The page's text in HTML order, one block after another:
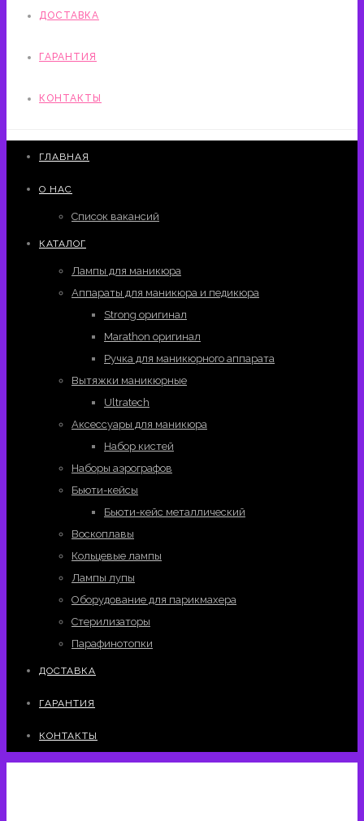
ДОСТАВКА
ГАРАНТИЯ
КОНТАКТЫ
ГЛАВНАЯ
О НАС
Список вакансий
КАТАЛОГ
Лампы для маникюра
Аппараты для маникюра и педикюра
Strong оригинал
Marathon оригинал
Ручка для маникюрного аппарата
Вытяжки маникюрные
Ultratech
Аксессуары для маникюра
Набор кистей
Наборы аэрографов
Бьюти-кейсы
Бьюти-кейс металлический
Воскоплавы
Кольцевые лампы
Лампы лупы
Оборудование для парикмахера
Стерилизаторы
Парафинотопки
ДОСТАВКА
ГАРАНТИЯ
КОНТАКТЫ